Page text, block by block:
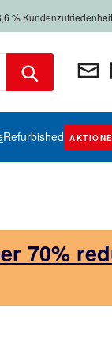
% Kundenzufriedenheit
Refurbished
70%